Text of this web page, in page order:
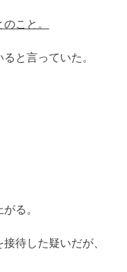
こと。
と言っていた。
る。
待した疑いだが、